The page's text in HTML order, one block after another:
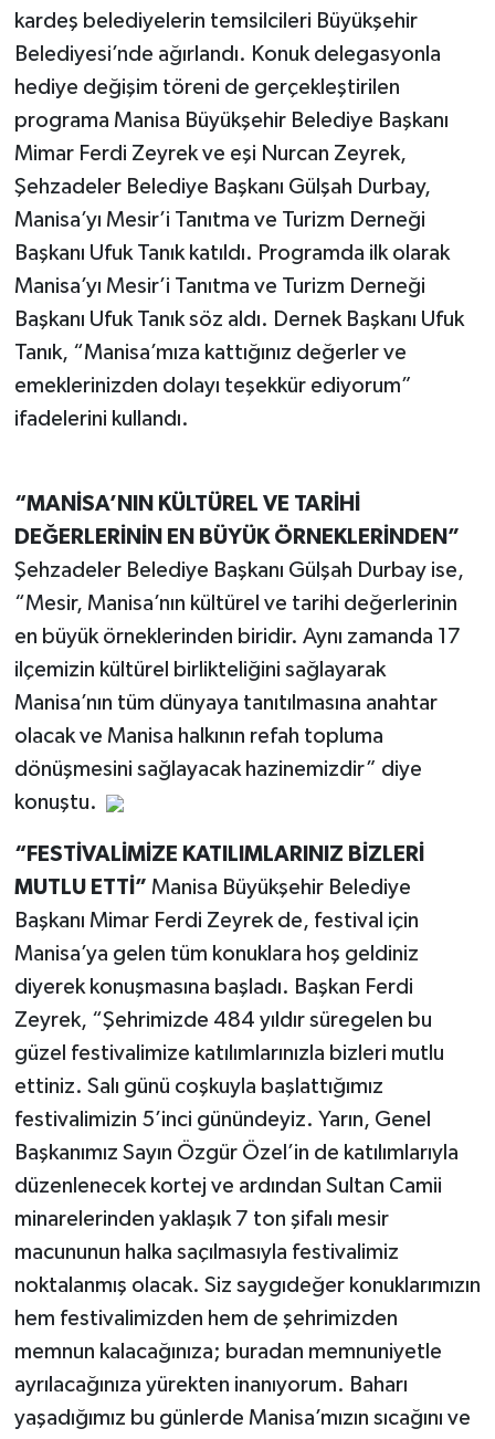
kardeş belediyelerin temsilcileri Büyükşehir
Belediyesi’nde ağırlandı. Konuk delegasyonla
hediye değişim töreni de gerçekleştirilen
programa Manisa Büyükşehir Belediye Başkanı
Mimar Ferdi Zeyrek ve eşi Nurcan Zeyrek,
Şehzadeler Belediye Başkanı Gülşah Durbay,
Manisa’yı Mesir’i Tanıtma ve Turizm Derneği
Başkanı Ufuk Tanık katıldı. Programda ilk olarak
Manisa’yı Mesir’i Tanıtma ve Turizm Derneği
Başkanı Ufuk Tanık söz aldı. Dernek Başkanı Ufuk
Tanık, “Manisa’mıza kattığınız değerler ve
emeklerinizden dolayı teşekkür ediyorum”
ifadelerini kullandı.
“MANİSA’NIN KÜLTÜREL VE TARİHİ
DEĞERLERİNİN EN BÜYÜK ÖRNEKLERİNDEN”
Şehzadeler Belediye Başkanı Gülşah Durbay ise,
“Mesir, Manisa’nın kültürel ve tarihi değerlerinin
en büyük örneklerinden biridir. Aynı zamanda 17
ilçemizin kültürel birlikteliğini sağlayarak
Manisa’nın tüm dünyaya tanıtılmasına anahtar
olacak ve Manisa halkının refah topluma
dönüşmesini sağlayacak hazinemizdir” diye
konuştu.
“FESTİVALİMİZE KATILIMLARINIZ BİZLERİ
MUTLU ETTİ” Manisa Büyükşehir Belediye
Başkanı Mimar Ferdi Zeyrek de, festival için
Manisa’ya gelen tüm konuklara hoş geldiniz
diyerek konuşmasına başladı. Başkan Ferdi
Zeyrek, “Şehrimizde 484 yıldır süregelen bu
güzel festivalimize katılımlarınızla bizleri mutlu
ettiniz. Salı günü coşkuyla başlattığımız
festivalimizin 5’inci günündeyiz. Yarın, Genel
Başkanımız Sayın Özgür Özel’in de katılımlarıyla
düzenlenecek kortej ve ardından Sultan Camii
minarelerinden yaklaşık 7 ton şifalı mesir
macununun halka saçılmasıyla festivalimiz
noktalanmış olacak. Siz saygıdeğer konuklarımızın
hem festivalimizden hem de şehrimizden
memnun kalacağınıza; buradan memnuniyetle
ayrılacağınıza yürekten inanıyorum. Baharı
yaşadığımız bu günlerde Manisa’mızın sıcağını ve